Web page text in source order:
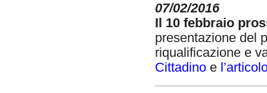
07/02/2016
Il 10 febbraio
presentazione del
riqualificazione e
Cittadino e